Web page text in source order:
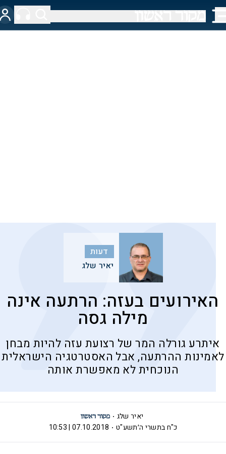
דעות
יאיר שלג
האירועים בעזה: הרתעה אינה
מילה גסה
איתרע גורלה המר של רצועת עזה להיות מבחן
לאמינות ההרתעה, אבל האסטרטגיה הישראלית
הנוכחית לא מאפשרת אותה
יאיר שלג
כ"ח בתשרי ה׳תשע"ט
07.10.2018 | 10:53